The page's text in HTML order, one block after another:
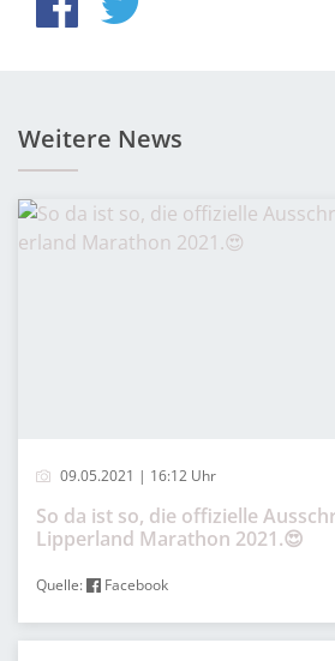
Weitere News
09.05.2021 | 16:12 Uhr
So da ist so, die offizielle
Lipperland Marathon 2021.😍
Quelle: Facebook